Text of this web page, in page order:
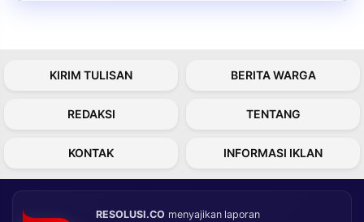
KIRIM TULISAN BERITA WARGA
REDAKSI TENTANG
KONTAK INFORMASI IKLAN
RESOLUSI.CO menyajikan laporan